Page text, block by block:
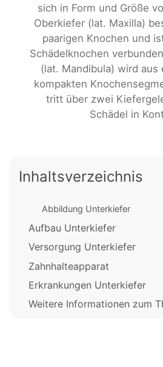
sich in Form und Größe
Oberkiefer (lat. Maxilla)
paarigen Knochen und
Schädelknochen
(lat. Mandibula) wird aus
kompakten
tritt über zwei
Schädel in
Inhaltsverzeichnis
Abbildung Unterkiefer
Aufbau Unterkiefer
Versorgung Unterkiefer
Zahnhalteapparat
Erkrankungen Unterkiefer
Weitere Informationen zum